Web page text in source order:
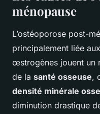
ménopause
L’ostéoporose post-
principalement liée aux
œstrogènes jouent un
de la santé osseuse,
densité minérale
diminution drastique